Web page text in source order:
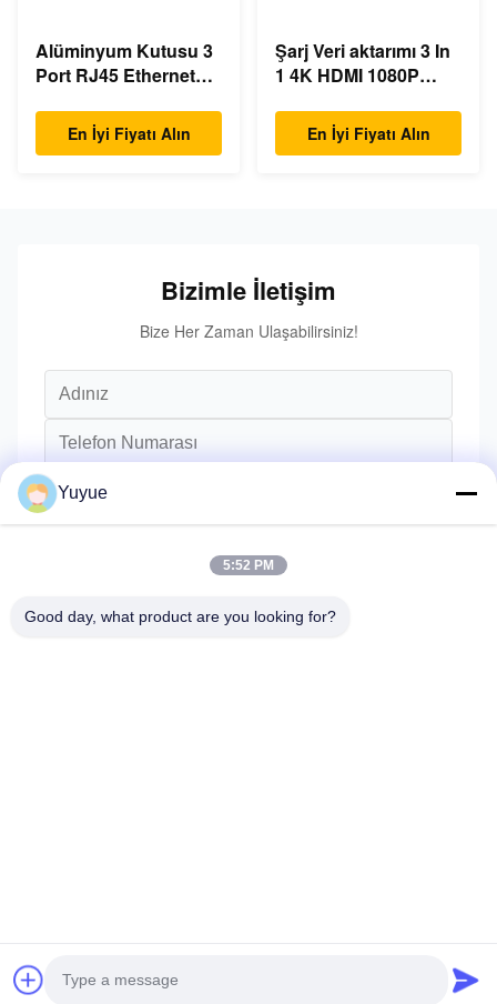
Alüminyum Kutusu 3
Port RJ45 Ethernet
En İyi Fiyatı Alın
Şarj Veri aktarımı 3 In
1 4K HDMI 1080P
En İyi Fiyatı Alın
Bizimle İletişim
Bize Her Zaman Ulaşabilirsiniz!
Yuyue
5:52 PM
Good day, what product are you looking for?